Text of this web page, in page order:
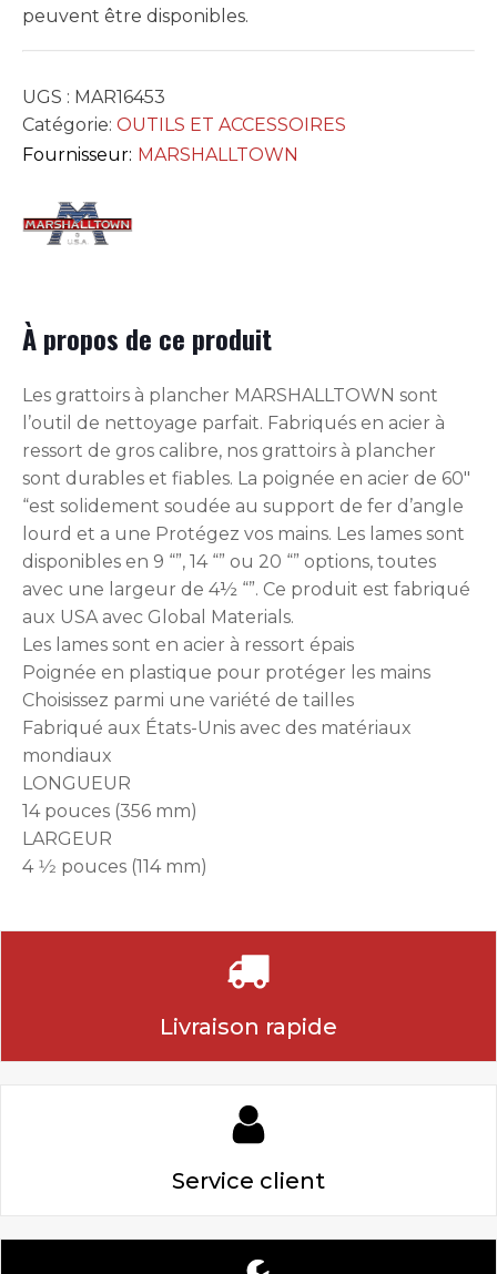
peuvent être disponibles.
UGS : MAR16453
Catégorie: OUTILS ET ACCESSOIRES
Fournisseur: MARSHALLTOWN
À propos de ce produit
Les grattoirs à plancher MARSHALLTOWN sont
l’outil de nettoyage parfait. Fabriqués en acier à
ressort de gros calibre, nos grattoirs à plancher
sont durables et fiables. La poignée en acier de 60″
“est solidement soudée au support de fer d’angle
lourd et a une Protégez vos mains. Les lames sont
disponibles en 9 “”, 14 “” ou 20 “” options, toutes
avec une largeur de 4½ “”. Ce produit est fabriqué
aux USA avec Global Materials.
Les lames sont en acier à ressort épais
Poignée en plastique pour protéger les mains
Choisissez parmi une variété de tailles
Fabriqué aux États-Unis avec des matériaux
mondiaux
LONGUEUR
14 pouces (356 mm)
LARGEUR
4 1⁄2 pouces (114 mm)
Livraison rapide
Service client